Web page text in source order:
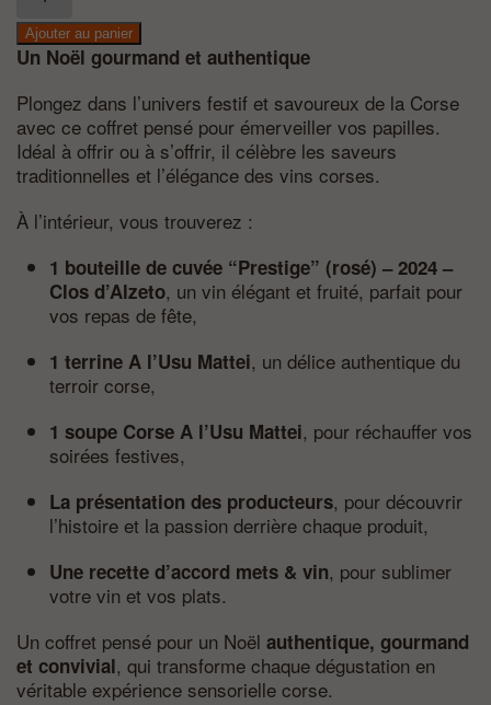
Coffret
–
Rosé
Ajouter au panier
Un Noël gourmand et authentique
Plongez dans l’univers festif et savoureux de la Corse
avec ce coffret pensé pour émerveiller vos papilles.
Idéal à offrir ou à s’offrir, il célèbre les saveurs
traditionnelles et l’élégance des vins corses.
À l’intérieur, vous trouverez :
1 bouteille de cuvée “Prestige” (rosé) – 2024 –
Clos d’Alzeto, un vin élégant et fruité, parfait pour
vos repas de fête,
1 terrine A l’Usu Mattei, un délice authentique du
terroir corse,
1 soupe Corse A l’Usu Mattei, pour réchauffer vos
soirées festives,
La présentation des producteurs, pour découvrir
l’histoire et la passion derrière chaque produit,
Une recette d’accord mets & vin, pour sublimer
votre vin et vos plats.
Un coffret pensé pour un Noël authentique, gourmand
et convivial, qui transforme chaque dégustation en
véritable expérience sensorielle corse.